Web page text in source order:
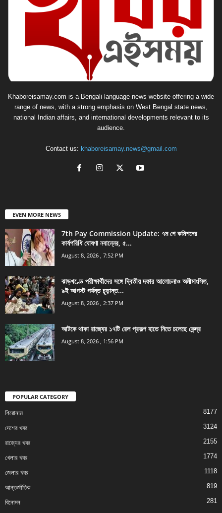
Khaboreisamay.com is a Bengali-language news website offering a wide
range of news, with a strong emphasis on West Bengal state news,
national Indian affairs, and international developments relevant to its
audience.
Contact us: khaboreisamay.news@gmail.com
EVEN MORE NEWS
7th Pay Commission Update: ৭ম পে কমিশনের
কার্যপরিধি ঘোষণা নবান্নের, ৫...
August 8, 2026 , 7:52 PM
ঝাড়খণ্ডে পরীক্ষার্থীদের সঙ্গে দ্বিতীয় দফার আলোচনাও অমীমাংসিত,
৯ই আগস্ট পর্যন্ত চূড়ান্ত...
August 8, 2026 , 2:37 PM
আটকে থাকা রাজ্যের ১৭টি রেল প্রকল্প হাতে নিতে চলেছে কেন্দ্র
August 8, 2026 , 1:56 PM
POPULAR CATEGORY
শিরোনাম 8177
দেশের খবর 3124
রাজ্যের খবর 2155
খেলার খবর 1774
জেলার খবর 1118
আন্তর্জাতিক 819
বিনোদন 281